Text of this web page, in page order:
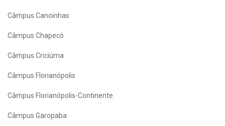
Câmpus Canoinhas
Câmpus Chapecó
Câmpus Criciúma
Câmpus Florianópolis
Câmpus Florianópolis-Continente
Câmpus Garopaba